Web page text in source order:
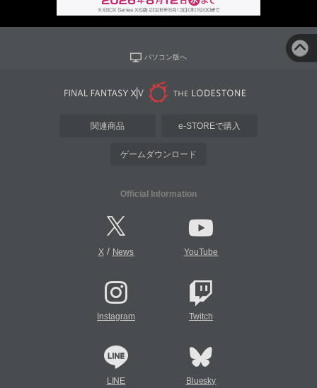
パソコン版へ
関連商品 e-STOREで購入
ゲームダウンロード
Official Information
X/ News YouTube
Instagram Twitch
LINE Bluesky